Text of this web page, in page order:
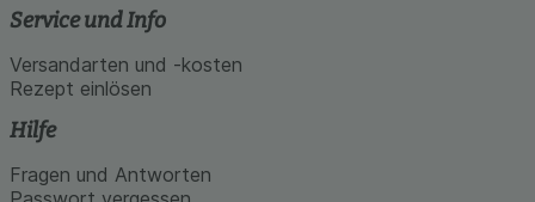
Service und Info
Versandarten und -kosten
Rezept einlösen
Hilfe
Fragen und Antworten